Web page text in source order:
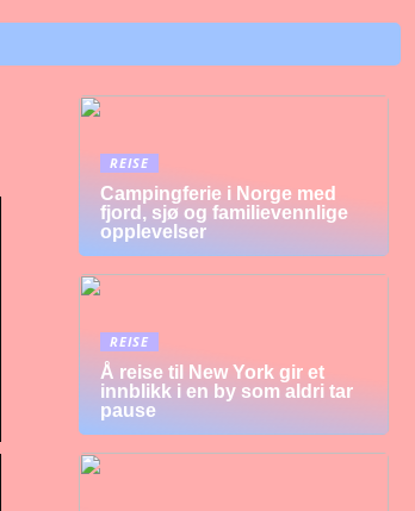
REISE
Campingferie i Norge med
fjord, sjø og familievennlige
opplevelser
REISE
Å reise til New York gir et
innblikk i en by som aldri tar
pause